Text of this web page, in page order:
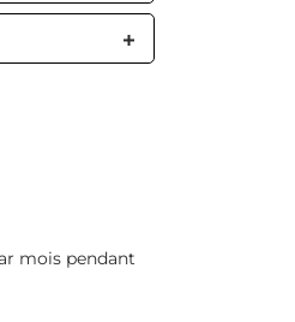
mois pendant